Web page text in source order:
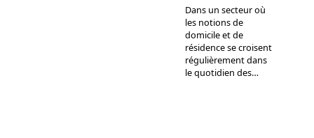
Dans un secteur où
les notions de
domicile et de
résidence se croisent
régulièrement dans
le quotidien des…